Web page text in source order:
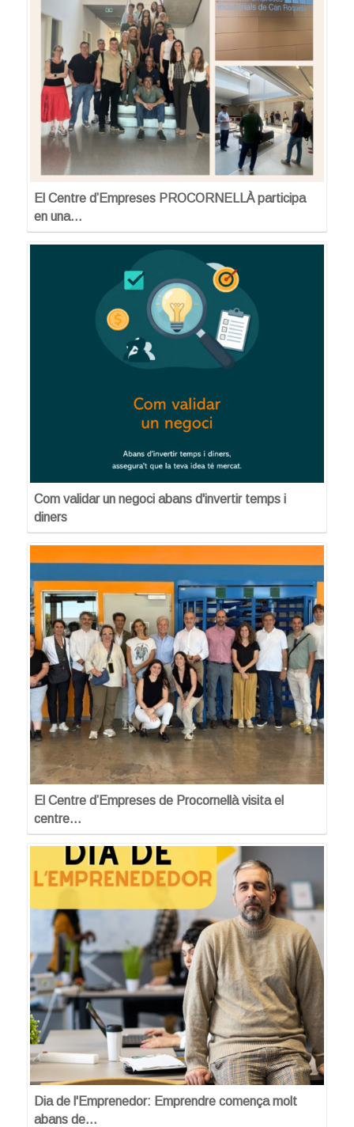
El Centre d’Empreses PROCORNELLÀ participa
en una…
Com validar un negoci abans d'invertir temps i
diners
El Centre d’Empreses de Procornellà visita el
centre…
Dia de l'Emprenedor: Emprendre comença molt
abans de…